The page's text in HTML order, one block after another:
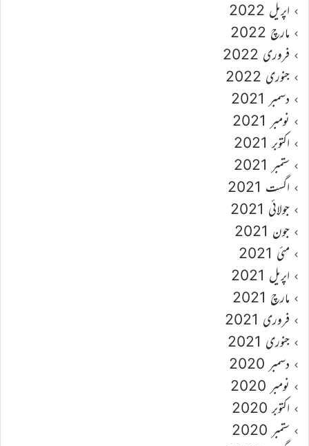
اپریل 2022
مارچ 2022
فروری 2022
جنوری 2022
دسمبر 2021
نومبر 2021
اکتوبر 2021
ستمبر 2021
اگست 2021
جولائی 2021
جون 2021
مئی 2021
اپریل 2021
مارچ 2021
فروری 2021
جنوری 2021
دسمبر 2020
نومبر 2020
اکتوبر 2020
ستمبر 2020